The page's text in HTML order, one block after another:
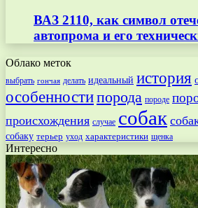
ВАЗ 2110, как символ
автопрома и его
Облако меток
выбрать гончая делать идеальный история
особенностипорода породе
происхождения случае собак
собаку терьер уход характеристики щенка
Интересно